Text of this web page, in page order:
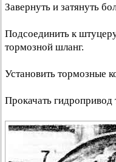
Завернуть и затянуть
Подсоединить к
тормозной шланг.
Установить тормозные
Прокачать гидропривод